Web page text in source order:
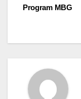
Program MBG